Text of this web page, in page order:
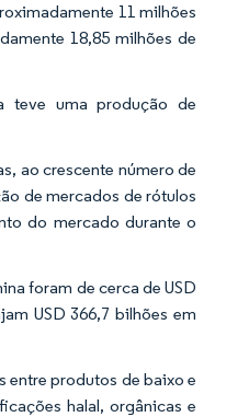
11 milhões
18,85 milhões de
teve uma produção de
ao crescente número de
de mercados de rótulos
do mercado durante o
foram de cerca de USD
USD 366,7 bilhões em
entre produtos de baixo e
halal, orgânicas e